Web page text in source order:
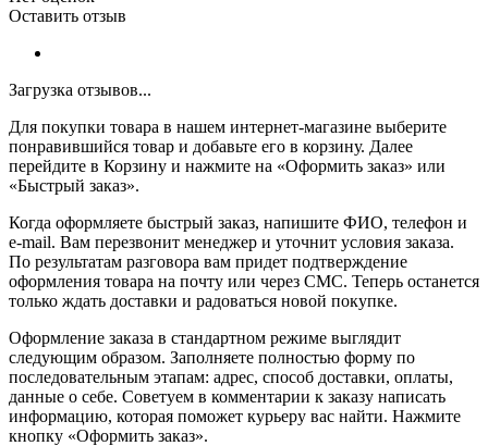
Оставить отзыв
Загрузка отзывов...
Для покупки товара в нашем интернет-магазине выберите
понравившийся товар и добавьте его в корзину. Далее
перейдите в Корзину и нажмите на «Оформить заказ» или
«Быстрый заказ».
Когда оформляете быстрый заказ, напишите ФИО, телефон и
e-mail. Вам перезвонит менеджер и уточнит условия заказа.
По результатам разговора вам придет подтверждение
оформления товара на почту или через СМС. Теперь останется
только ждать доставки и радоваться новой покупке.
Оформление заказа в стандартном режиме выглядит
следующим образом. Заполняете полностью форму по
последовательным этапам: адрес, способ доставки, оплаты,
данные о себе. Советуем в комментарии к заказу написать
информацию, которая поможет курьеру вас найти. Нажмите
кнопку «Оформить заказ».